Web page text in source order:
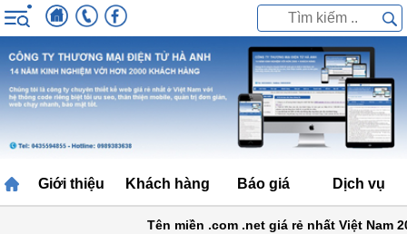
Giới thiệu Khách hàng Báo giá Dịch vụ
Tên miền .com .net giá rẻ nhất Việt Nam